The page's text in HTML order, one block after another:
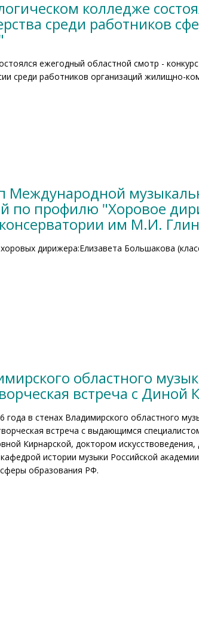
колледже
среди работников
ежегодный областной смотр -
среди работников организаций жилищно-
Международной
по профилю "Хоровое
им М.И.
дирижера:Елизавета Большакова
областного
встреча с
года в стенах Владимирского областного
встреча с выдающимся
Кирнарской, доктором
истории музыки Российской
образования РФ.